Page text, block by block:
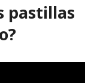
pastillas